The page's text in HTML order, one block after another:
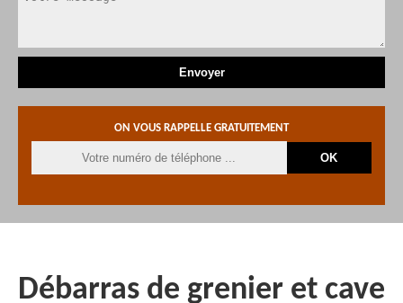
ON VOUS RAPPELLE GRATUITEMENT
Débarras de grenier et cave